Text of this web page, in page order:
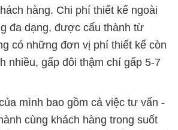
hàng. Chi phí thiết kế ngoài
đa dạng, được cấu thành từ
có những đơn vị phí thiết kế còn
nhiều, gấp đôi thậm chí gấp 5-7
mình bao gồm cả việc tư vấn -
cùng khách hàng trong suốt